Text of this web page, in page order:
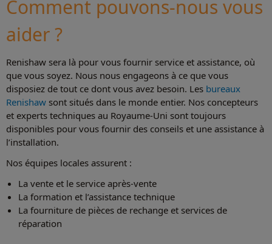
Comment pouvons-nous vous
aider ?
Renishaw sera là pour vous fournir service et assistance, où
que vous soyez. Nous nous engageons à ce que vous
disposiez de tout ce dont vous avez besoin. Les bureaux
Renishaw sont situés dans le monde entier. Nos concepteurs
et experts techniques au Royaume-Uni sont toujours
disponibles pour vous fournir des conseils et une assistance à
l’installation.
Nos équipes locales assurent :
La vente et le service après-vente
La formation et l’assistance technique
La fourniture de pièces de rechange et services de
réparation